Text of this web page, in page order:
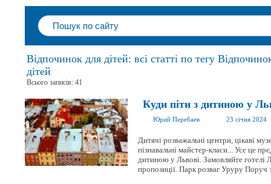
Відпочинок для дітей: всі статті по тегу
дітей
Всього записів: 41
Куди піти з дитиною у
Юрий Перебаев 23 січня 2024
Дитячі розважальні центри, цікаві
пізнавальні майстер-класи... Усе це
дитиною у Львові. Замовляйте готелі
пропозиції. Парк розваг Уруру Поруч